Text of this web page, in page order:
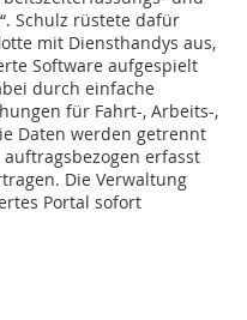
Schulz rüstete dafür
mit Diensthandys aus,
Software aufgespielt
durch einfache
für Fahrt-, Arbeits-,
Daten werden getrennt
erfasst
Die Verwaltung
Portal sofort